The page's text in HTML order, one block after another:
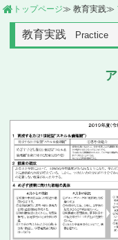
トップページ 教育実践
教育実践 Practice